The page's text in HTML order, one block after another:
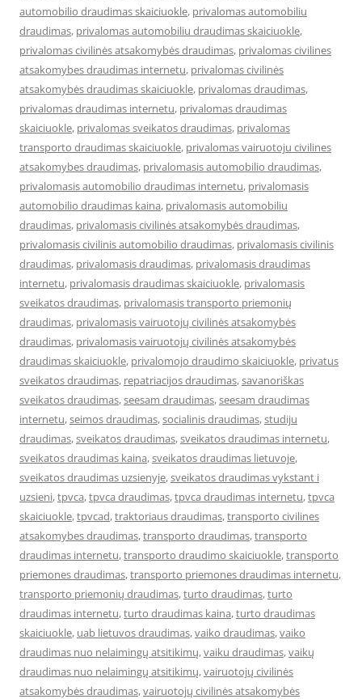
automobilio draudimas skaiciuokle, privalomas automobiliu
draudimas, privalomas automobiliu draudimas skaiciuokle,
privalomas civilinės atsakomybės draudimas, privalomas civilines
atsakomybes draudimas internetu, privalomas civilinės
atsakomybės draudimas skaiciuokle, privalomas draudimas,
privalomas draudimas internetu, privalomas draudimas
skaiciuokle, privalomas sveikatos draudimas, privalomas
transporto draudimas skaiciuokle, privalomas vairuotoju civilines
atsakomybes draudimas, privalomasis automobilio draudimas,
privalomasis automobilio draudimas internetu, privalomasis
automobilio draudimas kaina, privalomasis automobiliu
draudimas, privalomasis civilinės atsakomybės draudimas,
privalomasis civilinis automobilio draudimas, privalomasis civilinis
draudimas, privalomasis draudimas, privalomasis draudimas
internetu, privalomasis draudimas skaiciuokle, privalomasis
sveikatos draudimas, privalomasis transporto priemonių
draudimas, privalomasis vairuotojų civilinės atsakomybės
draudimas, privalomasis vairuotojų civilinės atsakomybės
draudimas skaiciuokle, privalomojo draudimo skaiciuokle, privatus
sveikatos draudimas, repatriacijos draudimas,savanoriškas
sveikatos draudimas,seesam draudimas,seesam draudimas
internetu,seimos draudimas,socialinis draudimas,studiju
draudimas,sveikatos draudimas,sveikatos draudimas internetu,
sveikatos draudimas kaina,sveikatos draudimas lietuvoje,
sveikatos draudimas uzsienyje,sveikatos draudimas vykstant i
uzsieni,tpvca,tpvca draudimas,tpvca draudimas internetu,tpvca
skaiciuokle,tpvcad,traktoriaus draudimas,transporto civilines
atsakomybes draudimas,transporto draudimas,transporto
draudimas internetu,transporto draudimo skaiciuokle,transporto
priemones draudimas,transporto priemones draudimas internetu,
transporto priemonių draudimas,turto draudimas,turto
draudimas internetu,turto draudimas kaina,turto draudimas
skaiciuokle, uab lietuvos draudimas,vaiko draudimas,vaiko
draudimas nuo nelaimingų atsitikimų,vaiku draudimas,vaikų
draudimas nuo nelaimingų atsitikimų,vairuotojų civilinės
atsakomybės draudimas,vairuotojų civilinės atsakomybės